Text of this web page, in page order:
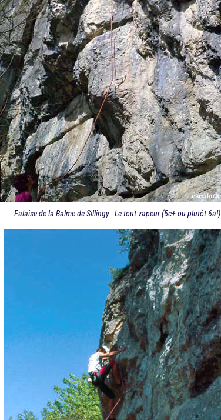
Falaise de la Balme de Sillingy : Le tout vapeur (5c+ ou plutôt 6a!).